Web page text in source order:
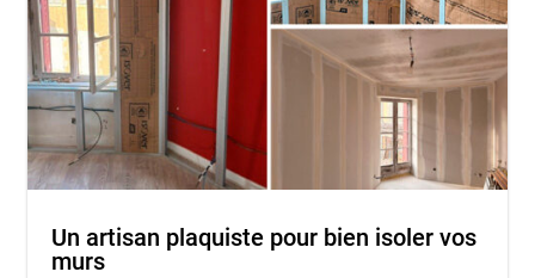
Un artisan plaquiste pour bien isoler vos
murs